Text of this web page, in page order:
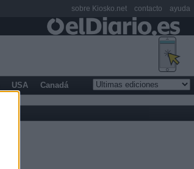
USA Canadá
sobre Kiosko.net contacto ayuda